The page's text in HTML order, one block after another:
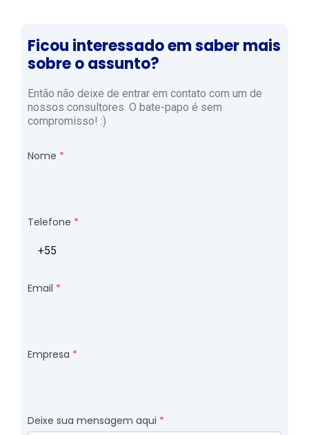
Ficou interessado em saber mais
sobre o assunto?
Então não deixe de entrar em contato com um de
nossos consultores. O bate-papo é sem
compromisso! :)
Nome
Telefone
Email
Empresa
Deixe sua mensagem aqui